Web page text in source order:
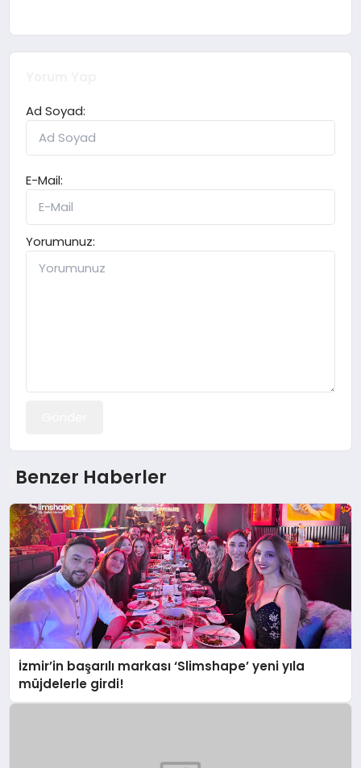
Ad Soyad:
E-Mail:
Yorumunuz:
Benzer Haberler
İzmir’in başarılı markası ‘Slimshape’ yeni yıla
müjdelerle girdi!